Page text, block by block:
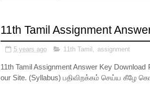
11th Tamil Assignment
5 years ago 11th Tamil , assignment
11th Tamil Assignment Answer Key
our Site. (Syllabus) பதிவிறக்கம் செய்ய கீழே